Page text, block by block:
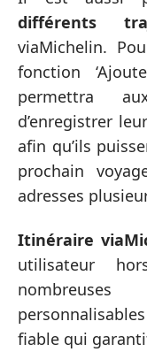
différents
viaMichelin.
fonction
permettra
d’enregistrer
afin qu’ils
prochain
adresses
Itinéraire
utilisateur
fiable qui